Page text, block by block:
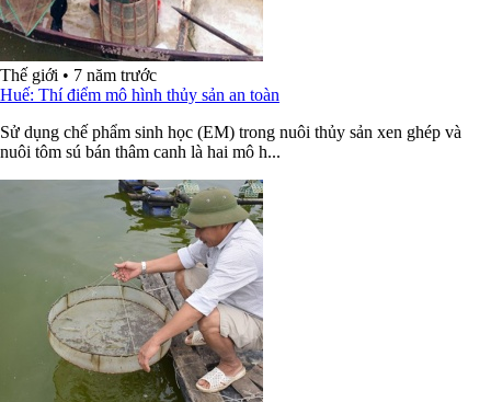
Thế giới • 7 năm trước
Huế: Thí điểm mô hình thủy sản an toàn
Sử dụng chế phẩm sinh học (EM) trong nuôi thủy sản xen ghép và
nuôi tôm sú bán thâm canh là hai mô h...